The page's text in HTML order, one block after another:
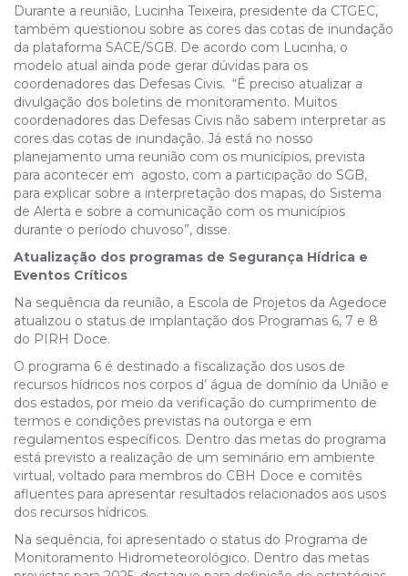
Durante a reunião, Lucinha Teixeira, presidente da CTGEC,
também questionou sobre as cores das cotas de inundação
da plataforma SACE/SGB. De acordo com Lucinha, o
modelo atual ainda pode gerar dúvidas para os
coordenadores das Defesas Civis. “É preciso atualizar a
divulgação dos boletins de monitoramento. Muitos
coordenadores das Defesas Civis não sabem interpretar as
cores das cotas de inundação. Já está no nosso
planejamento uma reunião com os municípios, prevista
para acontecer em agosto, com a participação do SGB,
para explicar sobre a interpretação dos mapas, do Sistema
de Alerta e sobre a comunicação com os municípios
durante o período chuvoso”, disse.
Atualização dos programas de Segurança Hídrica e
Eventos Críticos
Na sequência da reunião, a Escola de Projetos da Agedoce
atualizou o status de implantação dos Programas 6, 7 e 8
do PIRH Doce.
O programa 6 é destinado a fiscalização dos usos de
recursos hídricos nos corpos d’ água de domínio da União e
dos estados, por meio da verificação do cumprimento de
termos e condições previstas na outorga e em
regulamentos específicos. Dentro das metas do programa
está previsto a realização de um seminário em ambiente
virtual, voltado para membros do CBH Doce e comitês
afluentes para apresentar resultados relacionados aos usos
dos recursos hídricos.
Na sequência, foi apresentado o status do Programa de
Monitoramento Hidrometeorológico. Dentro das metas